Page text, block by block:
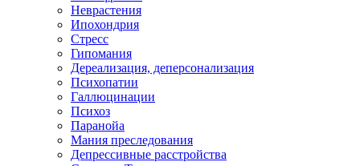
Неврастения
Ипохондрия
Стресс
Гипомания
Дереализация, деперсонализация
Психопатии
Галлюцинации
Психоз
Паранойа
Мания преследования
Депрессивные расстройства